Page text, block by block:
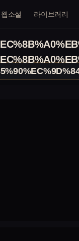
웹소설 라이브러리